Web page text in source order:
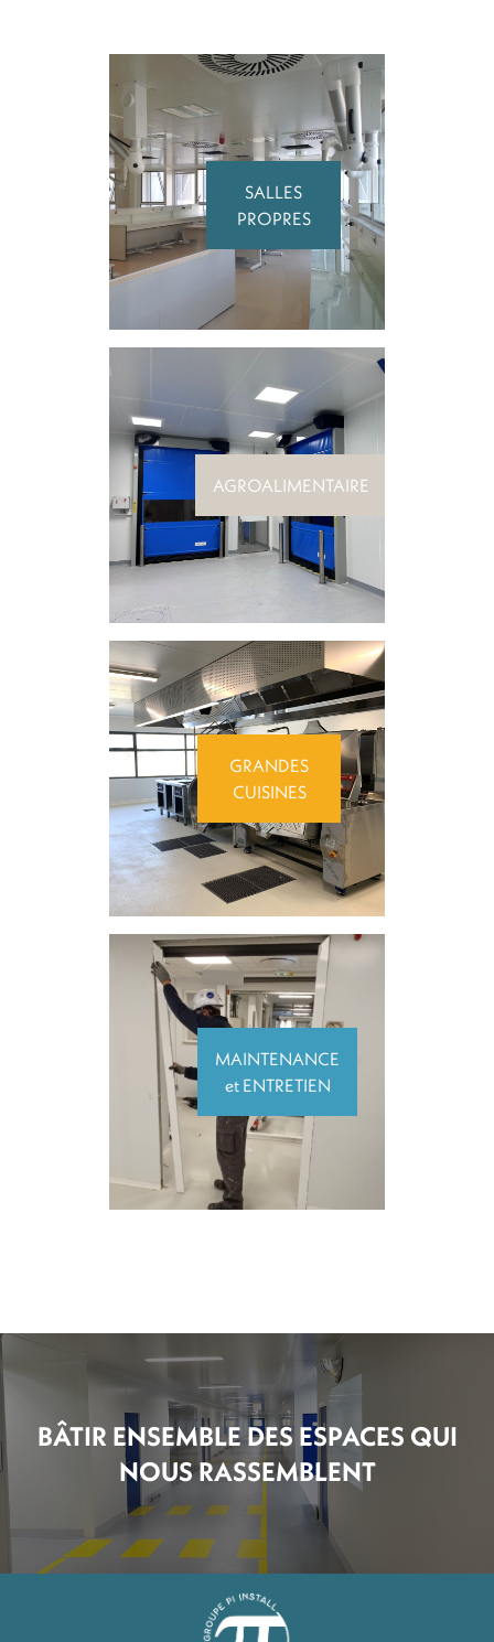
SALLES
PROPRES
AGROALIMENTAIRE
GRANDES
CUISINES
MAINTENANCE
et ENTRETIEN
BÂTIR ENSEMBLE DES ESPACES QUI
NOUS RASSEMBLENT